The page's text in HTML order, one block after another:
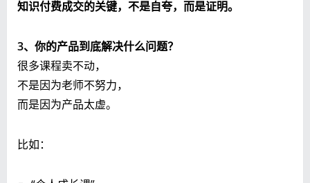
知识付费成交的关键，不是自夸，而是证明。
3、你的产品到底解决什么问题？
很多课程卖不动，
不是因为老师不努力，
而是因为产品太虚。
比如：